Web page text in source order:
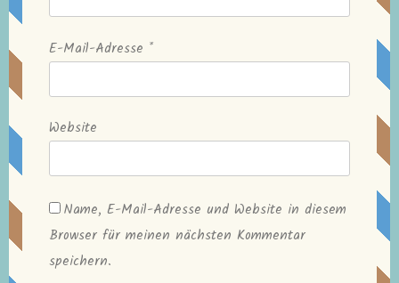
E-Mail-Adresse *
Website
Name, E-Mail-Adresse und Website in diesem
Browser für meinen nächsten Kommentar
speichern.